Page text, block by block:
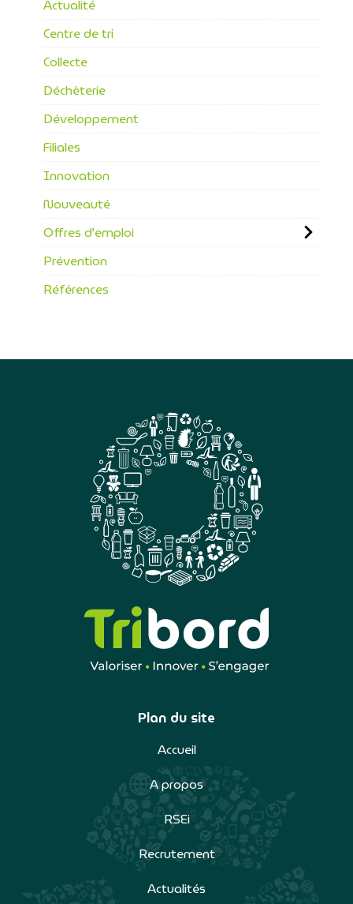
Actualité
Centre de tri
Collecte
Déchèterie
Développement
Filiales
Innovation
Nouveauté
Offres d'emploi
Prévention
Références
Plan du site
Accueil
A propos
RSEi
Recrutement
Actualités